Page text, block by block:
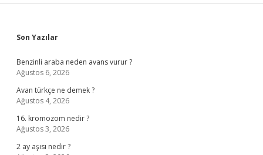
Sidebar
Son Yazılar
Benzinli araba neden avans vurur ?
Ağustos 6, 2026
Avan türkçe ne demek ?
Ağustos 4, 2026
16. kromozom nedir ?
Ağustos 3, 2026
2 ay aşısı nedir ?